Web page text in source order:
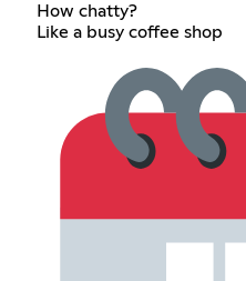
How chatty?
Like a busy coffee shop